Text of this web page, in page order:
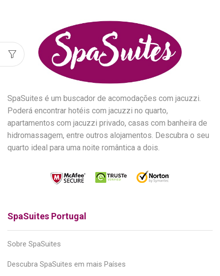
SpaSuites é um buscador de acomodações com jacuzzi.
Poderá encontrar hotéis com jacuzzi no quarto,
apartamentos com jacuzzi privado, casas com banheira de
hidromassagem, entre outros alojamentos. Descubra o seu
quarto ideal para uma noite romântica a dois.
SpaSuites Portugal
Sobre SpaSuites
Descubra SpaSuites em mais Países